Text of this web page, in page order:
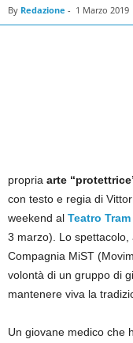
By Redazione - 1 Marzo 2019
propria arte
con testo e regia di
weekend al Teatro Tram
3 marzo). Lo
Compagnia MiST
volontà di un gruppo di
mantenere viva la
Un giovane medico che